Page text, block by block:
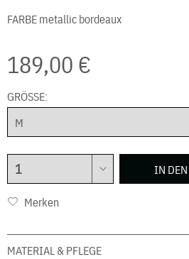
FARBEmetallic bordeaux
189,00 €
GRÖSSE:
IN DEN
Merken
MATERIAL & PFLEGE